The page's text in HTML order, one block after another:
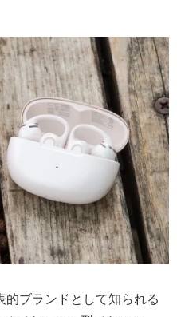
的ブランドとして知られる